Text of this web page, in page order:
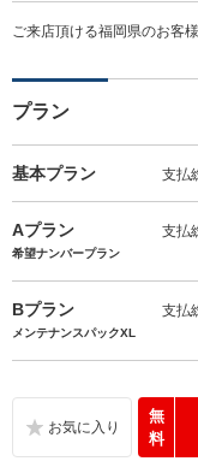
ご来店頂ける福岡県のお客
プラン
基本プラン 支払
Aプラン 支払
希望ナンバープラン
Bプラン 支払
メンテナンスパックXL
無
料